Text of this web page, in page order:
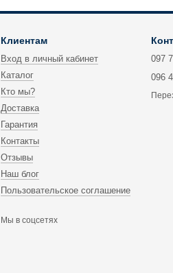
Клиентам
Вход в личный кабинет
Каталог
Кто мы?
Доставка
Гарантия
Контакты
Отзывы
Наш блог
Пользовательское соглашение
Мы в соцсетях
097
096